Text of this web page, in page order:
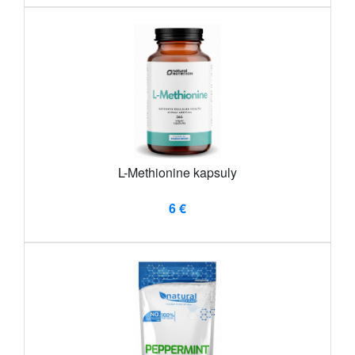
L-Methionine kapsuly
6 €